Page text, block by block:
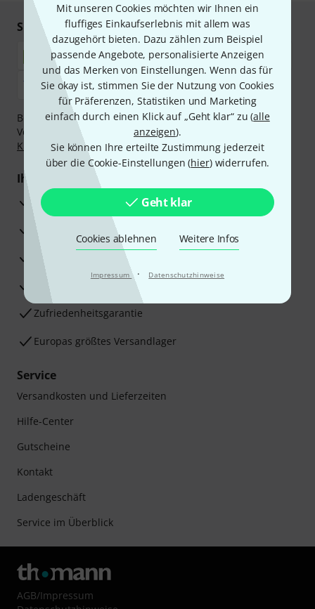
Mit unseren Cookies möchten wir Ihnen ein
fluffiges Einkaufserlebnis mit allem was
dazugehört bieten. Dazu zählen zum Beispiel
passende Angebote, personalisierte Anzeigen
und das Merken von Einstellungen. Wenn das für
Sie okay ist, stimmen Sie der Nutzung von Cookies
für Präferenzen, Statistiken und Marketing
einfach durch einen Klick auf „Geht klar“ zu (alle
anzeigen).
Sie können Ihre erteilte Zustimmung jederzeit
über die Cookie-Einstellungen (hier) widerrufen.
Geht klar
Cookies ablehnen Weitere Infos
Impressum · Datenschutzhinweise
Sicher einkaufen & bezahlen
Bezahlen Sie vertraulich und sicher per Nachnahme,
Vorkasse, PayPal, Amazon Pay,Klarna Sofort bezahlen
Klarna Ratenzahlungoder Kreditkarte.
Ihre Vorteile
3 Jahre Thomann Garantie
30 Tage Money-Back-Garantie
Beratung durch Fachexperten
Zufriedenheitsgarantie
Europas größtes Versandlager
Service
Versandkosten und Lieferzeiten
Hilfe-Center
Gutscheine
Kontakt
Ladengeschäft
Service im Überblick
AGB/Impressum